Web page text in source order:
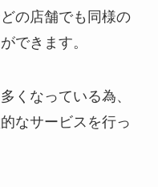
の店舗でも同様の
できます。
くなっている為、
なサービスを行っ